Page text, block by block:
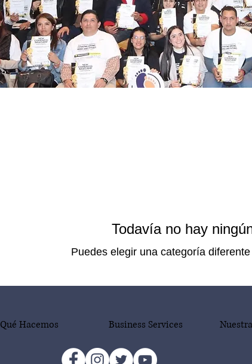
Todavía no hay
Puedes elegir una categoría
Qué Hacemos Business Services